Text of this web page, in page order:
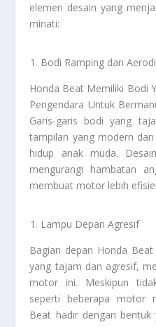
elemen desain yang
minati:
Bodi Ramping dan
Honda Beat Memiliki Bodi
Pengendara Untuk
Garis-garis bodi yang
tampilan yang modern
hidup anak muda.
mengurangi hambatan
membuat motor lebih
Lampu Depan Agresif
Bagian depan Honda
yang tajam dan agresif,
motor ini. Meskipun
seperti beberapa motor
Beat hadir dengan